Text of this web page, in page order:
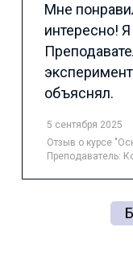
Мне
интересно! Я
объяснял.
5 сентября 2025
Отзыв о курсе
Преподаватель: